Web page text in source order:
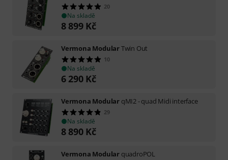
20
Na skladě
8 899 Kč
Vermona ModularTwin Out
10
Na skladě
6 290 Kč
Vermona Modular qMI2 - quad Midi interface
29
Na skladě
8 890 Kč
Vermona Modular quadroPOL